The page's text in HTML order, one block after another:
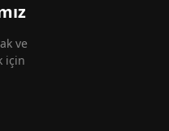
ve
için